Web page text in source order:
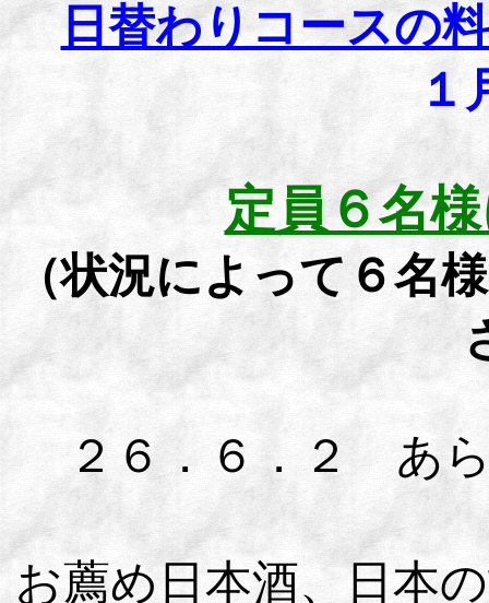
日替わりコースの
１
定員６名
（状況によって６名
２６．６．２ あら
お薦め日本酒、日本